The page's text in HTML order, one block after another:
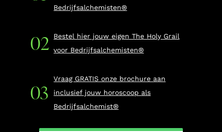
Bedrijfsalchemisten®
Bestel hier jouw eigen The Holy Grail
voor Bedrijfsalchemisten®
Vraag GRATIS onze brochure aan
inclusief jouw horoscoop als
Bedrijfsalchemist®